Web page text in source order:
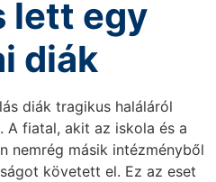
lett egy
diák
diák tragikus haláláról
A fiatal, akit az iskola és a
nemrég másik intézményből
követett el. Ez az eset